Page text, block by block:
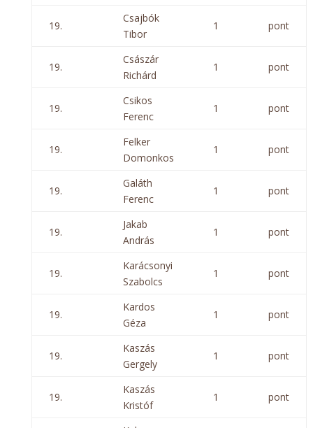
19.
Csajbók
Tibor
1 pont
19.
Császár
Richárd
1 pont
19.
Csikos
Ferenc
1 pont
19.
Felker
Domonkos
1 pont
19.
Galáth
Ferenc
1 pont
19.
Jakab
András
1 pont
19.
Karácsonyi
Szabolcs
1 pont
19.
Kardos
Géza
1 pont
19.
Kaszás
Gergely
1 pont
19.
Kaszás
Kristóf
1 pont